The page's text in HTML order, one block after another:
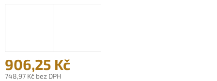
906,25 Kč
748,97 Kč bez DPH